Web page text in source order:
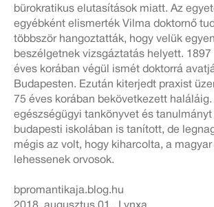
bürokratikus elutasítások miatt. Az
egyébként elismerték Vilma doktornő
többször hangoztatták, hogy velük
beszélgetnek vizsgáztatás helyett.
éves korában végül ismét doktorrá
Budapesten. Ezután kiterjedt praxist
75 éves korában bekövetkezett
egészségügyi tankönyvet és tanulmányt
budapesti iskolában is tanított, de
mégis az volt, hogy kiharcolta, a
lehessenek orvosok.
bpromantikaja.blog.hu